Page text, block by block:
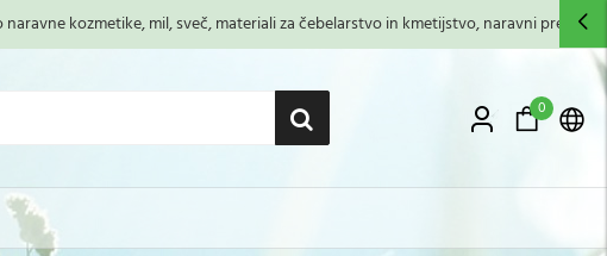
kozmetike, mil, sveč, materiali za čebelarstvo in kmetijstvo, naravni premazi,...
0